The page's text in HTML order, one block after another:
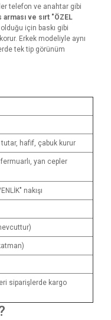
telefon ve anahtar gibi
arması ve sırt "ÖZEL
için baskı gibi
Erkek modeliyle aynı
tek tip görünüm
hafif, çabuk kurur
yan cepler
nakışı
siparişlerde kargo